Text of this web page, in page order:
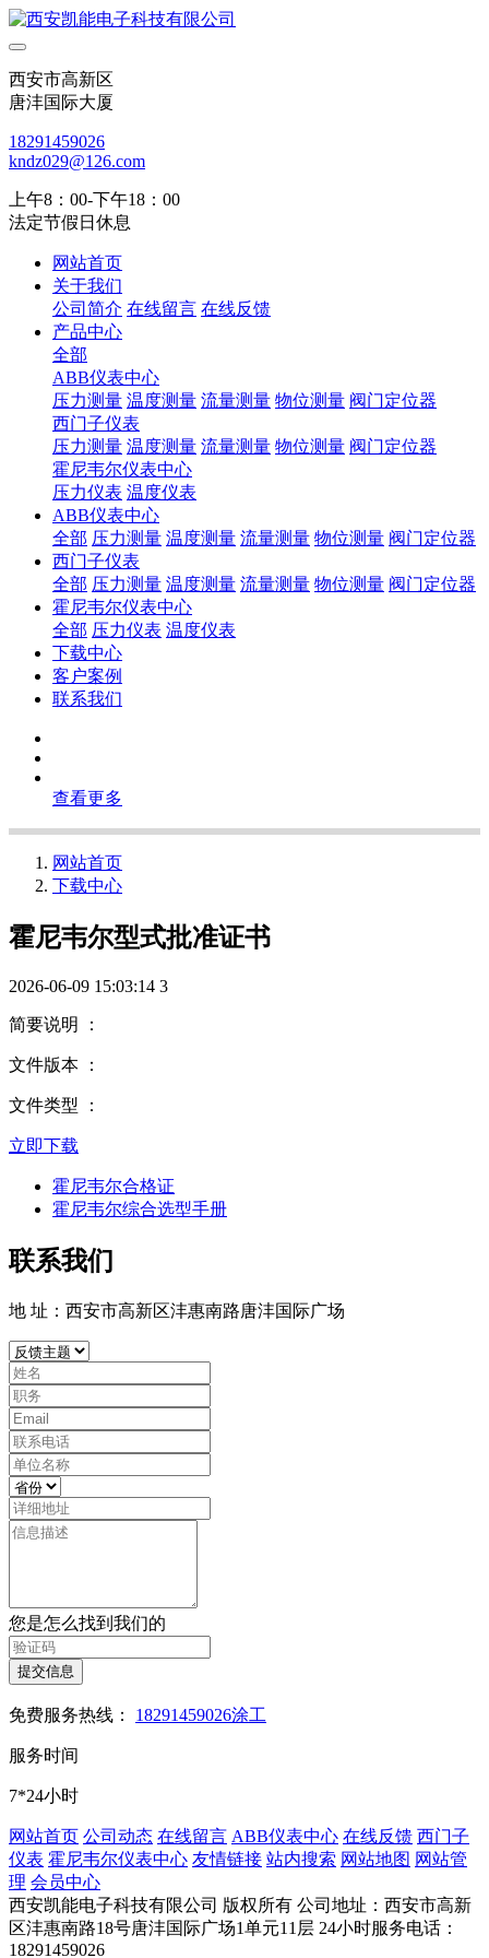
西安市高新区
唐沣国际大厦
18291459026
kndz029@126.com
上午8：00-下午18：00
法定节假日休息
网站首页
关于我们
公司简介 在线留言 在线反馈
产品中心
全部
ABB仪表中心
压力测量 温度测量 流量测量 物位测量 阀门定位器
西门子仪表
压力测量 温度测量 流量测量 物位测量 阀门定位器
霍尼韦尔仪表中心
压力仪表 温度仪表
ABB仪表中心
全部 压力测量 温度测量 流量测量 物位测量 阀门定位器
西门子仪表
全部 压力测量 温度测量 流量测量 物位测量 阀门定位器
霍尼韦尔仪表中心
全部 压力仪表 温度仪表
下载中心
客户案例
联系我们
查看更多
网站首页
下载中心
霍尼韦尔型式批准证书
2026-06-09 15:03:14 3
简要说明 ：
文件版本 ：
文件类型 ：
立即下载
霍尼韦尔合格证
霍尼韦尔综合选型手册
联系我们
地 址：西安市高新区沣惠南路唐沣国际广场
您是怎么找到我们的
提交信息
免费服务热线： 18291459026涂工
服务时间
7*24小时
网站首页 公司动态 在线留言 ABB仪表中心 在线反馈 西门子
仪表 霍尼韦尔仪表中心 友情链接 站内搜索 网站地图 网站管
理 会员中心
西安凯能电子科技有限公司 版权所有 公司地址：西安市高新
区沣惠南路18号唐沣国际广场1单元11层 24小时服务电话：
18291459026